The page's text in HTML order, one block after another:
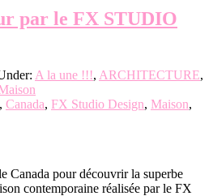
par le FX STUDIO
A la une !!!, ARCHITECTURE,
, Canada, FX Studio Design, Maison,
Canada pour découvrir la superbe
contemporaine réalisée par le FX